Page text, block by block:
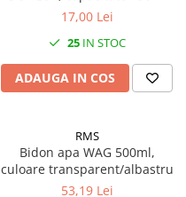
17,00 Lei
25IN STOC
ADAUGA IN COS
RMS
Bidon apa WAG 500ml,
culoare transparent/albastru
53,19 Lei